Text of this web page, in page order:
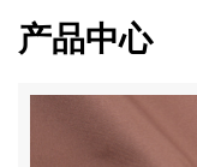
产品中心